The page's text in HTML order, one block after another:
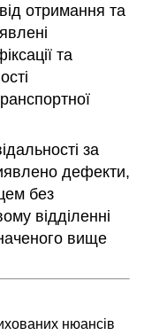
отримання та
та
за
дефекти,
без
відділенні
вище
нюансів